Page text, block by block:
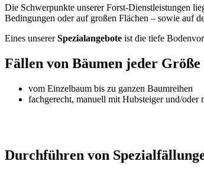
Die Schwerpunkte unserer Forst-Dienstleistungen
Bedingungen oder auf großen Flächen – sowie auf
Eines unsererSpezialangebote ist die tiefe
Fällen von Bäumen jeder Größe
vom Einzelbaum bis zu ganzen Baumreihen
fachgerecht, manuell mit Hubsteiger und/oder
Durchführen von